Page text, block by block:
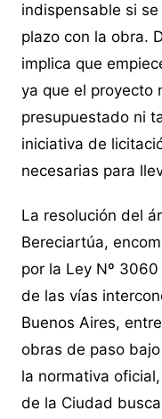
indispensable si
plazo con la obra.
implica que
ya que el proyecto
presupuestado ni
iniciativa de
necesarias para
La resolución del
Bereciartúa,
por la Ley Nº
de las vías
Buenos Aires,
obras de paso
la normativa
de la Ciudad